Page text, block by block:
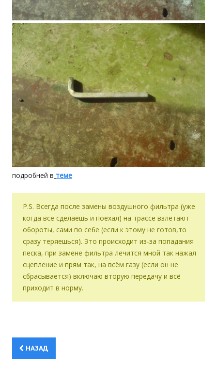
подробней в теме
P.S. Всегда после замены воздушного фильтра (уже
когда всё сделаешь и поехал) на трассе взлетают
обороты, сами по себе (если к этому не готов,то
сразу теряешься). Это происходит из-за попадания
песка, при замене фильтра лечится мной так нажал
сцепление и прям так, на всём газу (если он не
сбрасывается) включаю вторую передачу и всё
приходит в норму.
НАЗАД